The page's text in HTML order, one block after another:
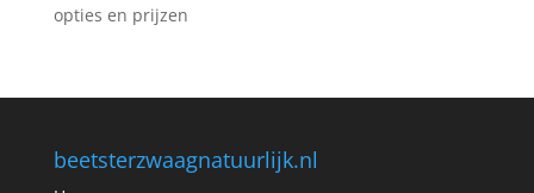
opties en prijzen
beetsterzwaagnatuurlijk.nl